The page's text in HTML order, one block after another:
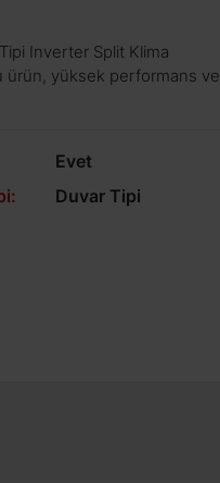
Inverter Split Klima
ürün, yüksek performans ve
Evet
Duvar Tipi